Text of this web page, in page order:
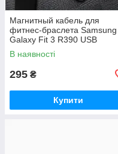
Магнитный кабель для
фитнес-браслета Samsung
Galaxy Fit 3 R390 USB
В наявності
295 ₴
Купити